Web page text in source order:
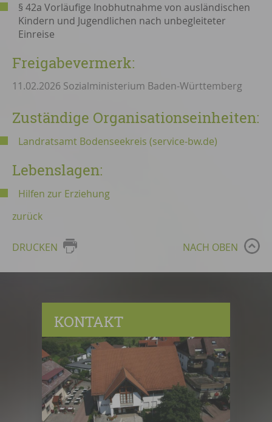
§ 42a Vorläufige Inobhutnahme von ausländischen
Kindern und Jugendlichen nach unbegleiteter
Einreise
Freigabevermerk:
11.02.2026 Sozialministerium Baden-Württemberg
Zuständige Organisationseinheiten:
Landratsamt Bodenseekreis (service-bw.de)
Lebenslagen:
Hilfen zur Erziehung
zurück
DRUCKEN NACH OBEN
KONTAKT